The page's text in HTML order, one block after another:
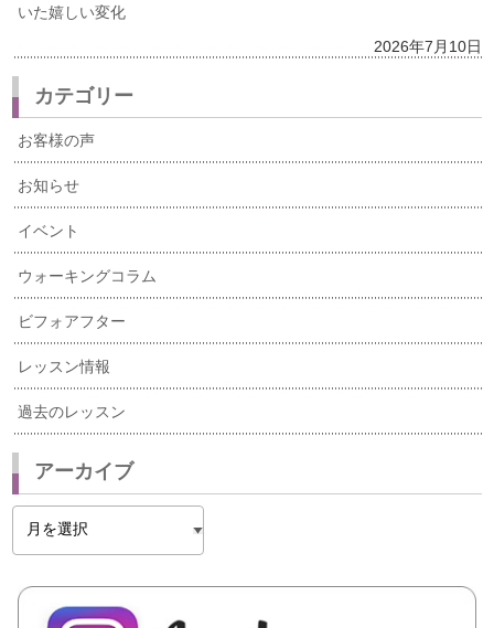
いた嬉しい変化
2026年7月10日
カテゴリー
お客様の声
お知らせ
イベント
ウォーキングコラム
ビフォアフター
レッスン情報
過去のレッスン
アーカイブ
イ